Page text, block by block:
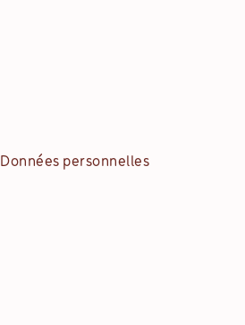
Données personnelles